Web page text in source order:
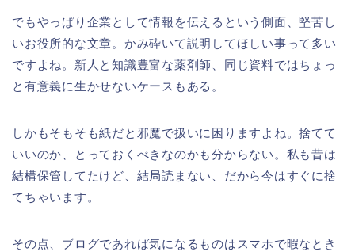
でもやっぱり企業として情報を伝えるという側面、堅苦し
いお役所的な文章。かみ砕いて説明してほしい事って多い
ですよね。新人と知識豊富な薬剤師、同じ資料ではちょっ
と有意義に生かせないケースもある。
しかもそもそも紙だと邪魔で扱いに困りますよね。捨てて
いいのか、とっておくべきなのかも分からない。私も昔は
結構保管してたけど、結局読まない、だから今はすぐに捨
てちゃいます。
その点、ブログであれば気になるものはスマホで暇なとき